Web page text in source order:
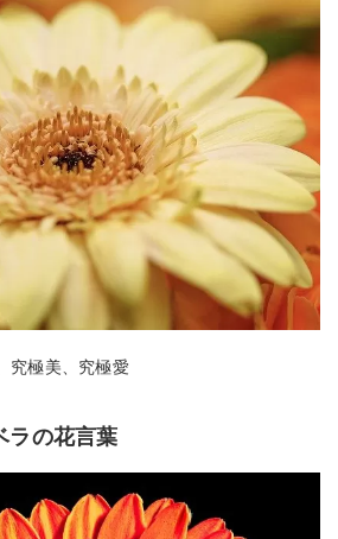
究極美、究極愛
ラの花言葉